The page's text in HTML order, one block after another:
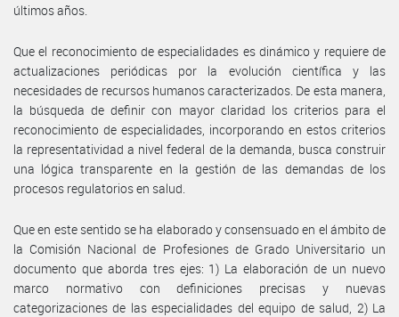
últimos años.
Que el reconocimiento de especialidades es dinámico y requiere de
actualizaciones periódicas por la evolución científica y las
necesidades de recursos humanos caracterizados. De esta manera,
la búsqueda de definir con mayor claridad los criterios para el
reconocimiento de especialidades, incorporando en estos criterios
la representatividad a nivel federal de la demanda, busca construir
una lógica transparente en la gestión de las demandas de los
procesos regulatorios en salud.
Que en este sentido se ha elaborado y consensuado en el ámbito de
la Comisión Nacional de Profesiones de Grado Universitario un
documento que aborda tres ejes: 1) La elaboración de un nuevo
marco normativo con definiciones precisas y nuevas
categorizaciones de las especialidades del equipo de salud, 2) La